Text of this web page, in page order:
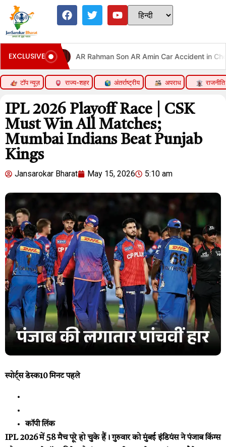
EXCLUSIVE
AR Rahman Son AR Amin Car Accident in Chennai
टॉप न्यूज़ राज्य-शहर अंतर्राष्ट्रीय अपराध राजनीति
IPL 2026 Playoff Race | CSK
Must Win All Matches;
Mumbai Indians Beat Punjab
Kings
Jansarokar Bharat May 15, 2026 5:10 am
स्पोर्ट्स डेस्क10 मिनट पहले
कॉपी लिंक
IPL 2026 में 58 मैच पूरे हो चुके हैं। गुरुवार को मुंबई इंडियंस ने पंजाब किंग्स